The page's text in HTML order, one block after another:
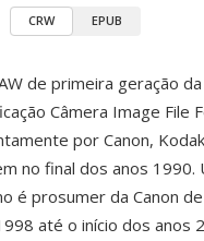
CRW EPUB
de primeira geração da
Câmera Image File
por Canon,
no final dos anos 1990.
é prosumer da Canon de
até o início dos anos